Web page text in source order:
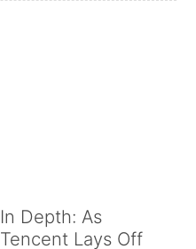
In Depth: As
Tencent Lays Off